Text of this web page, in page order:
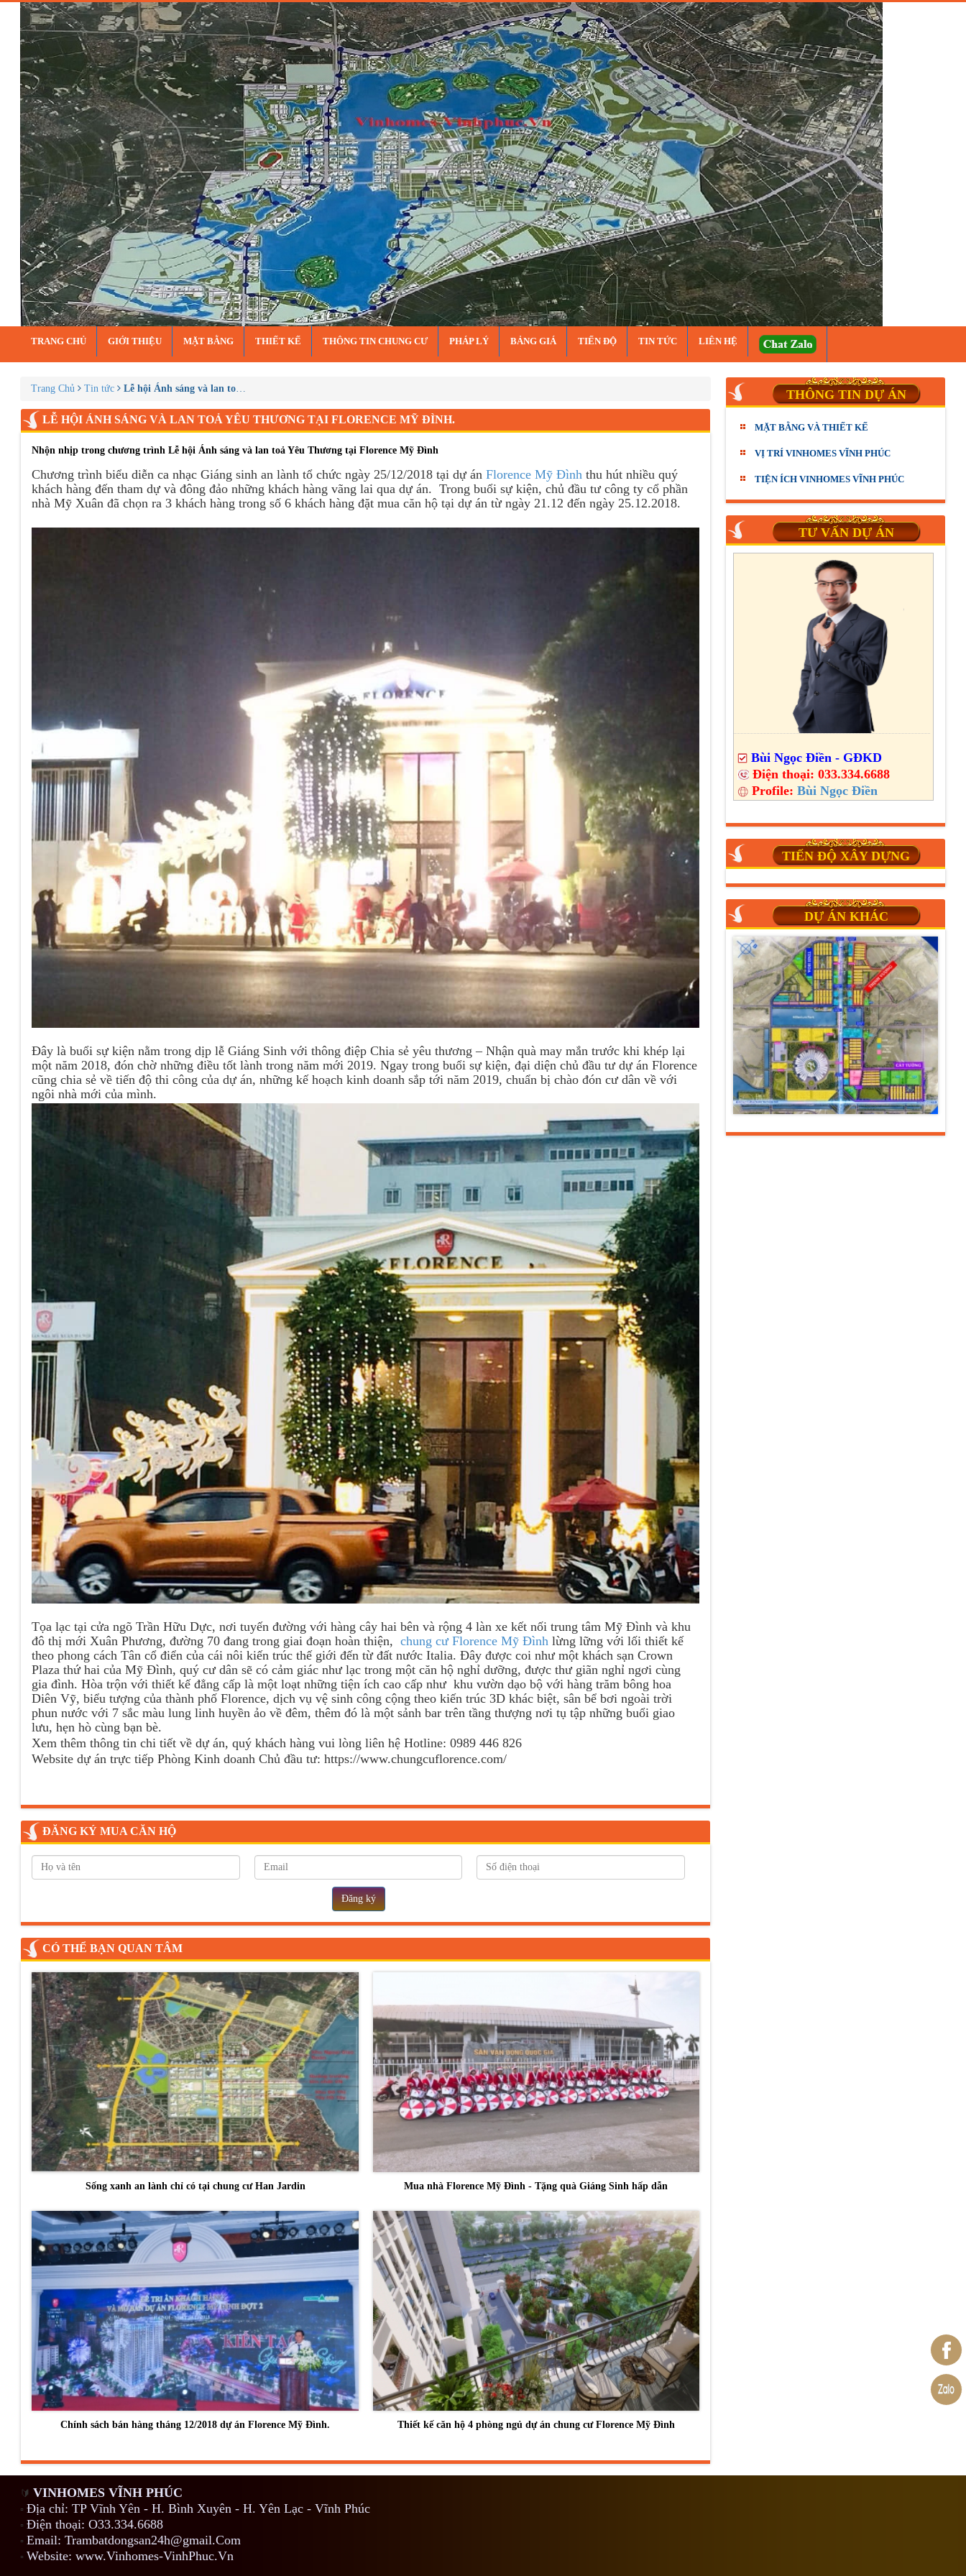
TRANG CHỦ GIỚI THIỆU MẶT BẰNG THIẾT KẾ THÔNG TIN CHUNG CƯ PHÁP LÝ BẢNG GIÁ TIẾN ĐỘ TIN TỨC LIÊN HỆ
Trang Chủ Tin tức Lễ hội Ánh sáng và lan toả Yêu Thương tại Florence Mỹ Đình.
LỄ HỘI ÁNH SÁNG VÀ LAN TOẢ YÊU THƯƠNG TẠI FLORENCE MỸ ĐÌNH.
Nhộn nhịp trong chương trình Lễ hội Ánh sáng và lan toả Yêu Thương tại Florence Mỹ Đình
Chương trình biểu diễn ca nhạc Giáng sinh an lành tổ chức ngày 25/12/2018 tại dự ánFlorence Mỹ Đình thu hút nhiều quý
khách hàng đến tham dự và đông đảo những khách hàng vãng lai qua dự án. Trong buổi sự kiện, chủ đầu tư công ty cổ phần
nhà Mỹ Xuân đã chọn ra 3 khách hàng trong số 6 khách hàng đặt mua căn hộ tại dự án từ ngày 21.12 đến ngày 25.12.2018.
Đây là buổi sự kiện nằm trong dịp lễ Giáng Sinh với thông điệp Chia sẻ yêu thương – Nhận quà may mắn trước khi khép lại
một năm 2018, đón chờ những điều tốt lành trong năm mới 2019. Ngay trong buổi sự kiện, đại diện chủ đầu tư dự án Florence
cũng chia sẻ về tiến độ thi công của dự án, những kế hoạch kinh doanh sắp tới năm 2019, chuẩn bị chào đón cư dân về với
ngôi nhà mới của mình.
Tọa lạc tại cửa ngõ Trần Hữu Dực, nơi tuyến đường với hàng cây hai bên và rộng 4 làn xe kết nối trung tâm Mỹ Đình và khu
đô thị mới Xuân Phương, đường 70 đang trong giai đoạn hoàn thiện,chung cư Florence Mỹ Đình lừng lững với lối thiết kế
theo phong cách Tân cổ điển của cái nôi kiến trúc thế giới đến từ đất nước Italia. Đây được coi như một khách sạn Crown
Plaza thứ hai của Mỹ Đình, quý cư dân sẽ có cảm giác như lạc trong một căn hộ nghỉ dưỡng, được thư giãn nghỉ ngơi cùng
gia đình. Hòa trộn với thiết kế đẳng cấp là một loạt những tiện ích cao cấp như khu vườn dạo bộ với hàng trăm bông hoa
Diên Vỹ, biểu tượng của thành phố Florence, dịch vụ vệ sinh công cộng theo kiến trúc 3D khác biệt, sân bể bơi ngoài trời
phun nước với 7 sắc màu lung linh huyền ảo về đêm, thêm đó là một sảnh bar trên tầng thượng nơi tụ tập những buổi giao
lưu, hẹn hò cùng bạn bè.
Xem thêm thông tin chi tiết về dự án, quý khách hàng vui lòng liên hệ Hotline: 0989 446 826
Website dự án trực tiếp Phòng Kinh doanh Chủ đầu tư: https://www.chungcuflorence.com/
ĐĂNG KÝ MUA CĂN HỘ
Đăng ký
CÓ THỂ BẠN QUAN TÂM
Sống xanh an lành chỉ có tại chung cư Han Jardin Mua nhà Florence Mỹ Đình - Tặng quà Giáng Sinh hấp dẫn
Chính sách bán hàng tháng 12/2018 dự án Florence Mỹ Đình. Thiết kế căn hộ 4 phòng ngủ dự án chung cư Florence Mỹ Đình
THÔNG TIN DỰ ÁN
MẶT BẰNG VÀ THIẾT KẾ
VỊ TRÍ VINHOMES VĨNH PHÚC
TIỆN ÍCH VINHOMES VĨNH PHÚC
TƯ VẤN DỰ ÁN
Bùi Ngọc Điền - GĐKD
Điện thoại: 033.334.6688
Profile: Bùi Ngọc Điền
TIẾN ĐỘ XÂY DỰNG
DỰ ÁN KHÁC
🔰 VINHOMES VĨNH PHÚC
▫️Địa chỉ: TP Vĩnh Yên - H. Bình Xuyên - H. Yên Lạc - Vĩnh Phúc
▫️Điện thoại: O33.334.6688
▫️ Email: Trambatdongsan24h@gmail.Com
▫️ Website: www.Vinhomes-VinhPhuc.Vn